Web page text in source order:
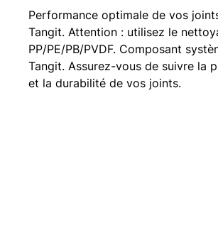
Performance optimale de vos
Tangit. Attention : utilisez le
PP/PE/PB/PVDF. Composant
Tangit. Assurez-vous de suivre la
et la durabilité de vos joints.